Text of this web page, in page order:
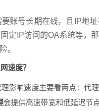
账号长期在线，且IP地
定IP访问的OA系统等，
。
速度？
影响速度主要看两点：代
会提供高速带宽和低延迟节